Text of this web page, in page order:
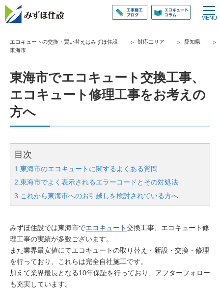
エコキュートの交換・買い替えはみずほ住設 対応エリア
愛知県
東海市
東海市でエコキュート交換工事、
エコキュート修理工事をお考えの
方へ
目次
1.東海市のエコキュートに関するよくある質問
2.東海市でよく表示されるエラーコードとその対処法
3.これから東海市へのお引越しを検討されている方へ
みずほ住設では東海市でエコキュート交換工事、エコキュート修
理工事の実績が多数ございます。
また業界最安値にてエコキュートの取り替え・新設・交換・修理
を行っており、これらは完全自社施工です。
加えて業界最長となる10年保証を行っており、アフターフォロー
も充実しています。